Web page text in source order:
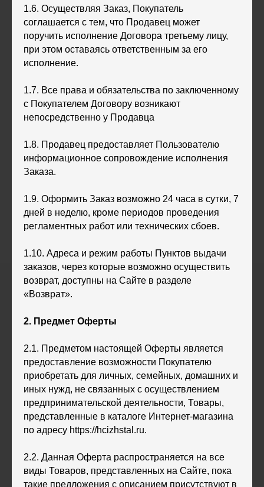
1.6. Осуществляя Заказ, Покупатель
соглашается с тем, что Продавец может
поручить исполнение Договора третьему лицу,
при этом оставаясь ответственным за его
исполнение.
1.7. Все права и обязательства по заключенному
с Покупателем Договору возникают
непосредственно у Продавца
1.8. Продавец предоставляет Пользователю
информационное сопровождение исполнения
Заказа.
1.9. Оформить Заказ возможно 24 часа в сутки, 7
дней в неделю, кроме периодов проведения
регламентных работ или технических сбоев.
1.10. Адреса и режим работы Пунктов выдачи
заказов, через которые возможно осуществить
возврат, доступны на Сайте в разделе
«Возврат».
2. Предмет Оферты
2.1. Предметом настоящей Оферты является
предоставление возможности Покупателю
приобретать для личных, семейных, домашних и
иных нужд, не связанных с осуществлением
предпринимательской деятельности, Товары,
представленные в каталоге Интернет-магазина
по адресу https://hcizhstal.ru.
2.2. Данная Оферта распространяется на все
виды Товаров, представленных на Сайте, пока
такие предложения с описанием присутствуют в